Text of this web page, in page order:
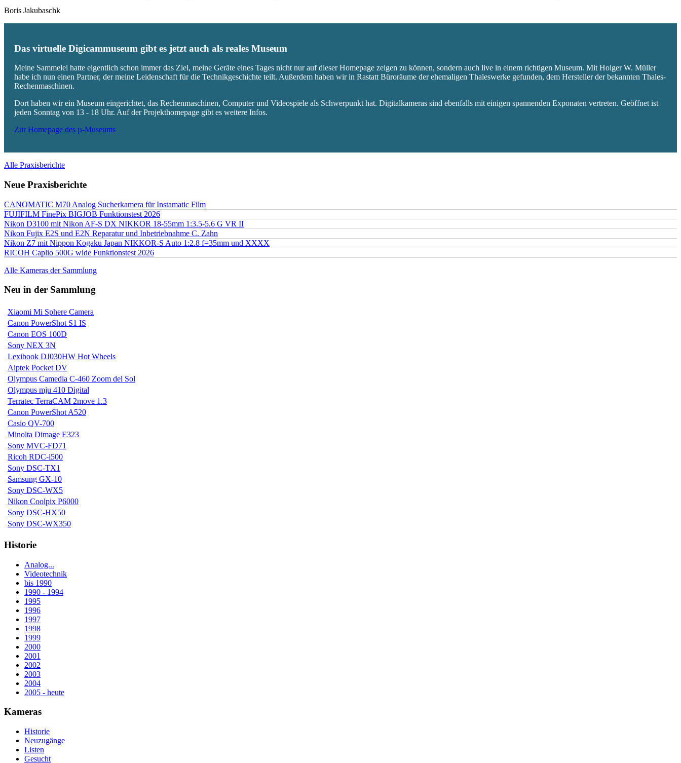
Boris Jakubaschk
Das virtuelle Digicammuseum gibt es jetzt auch als reales Museum
Meine Sammelei hatte eigentlich schon immer das Ziel, meine Geräte eines Tages nicht nur auf dieser Homepage zeigen zu können, sondern auch live in einem richtigen Museum. Mit Holger W. Müller
habe ich nun einen Partner, der meine Leidenschaft für die Technikgeschichte teilt. Außerdem haben wir in Rastatt Büroräume der ehemaligen Thaleswerke gefunden, dem Hersteller der bekannten Thales-
Rechenmaschinen.
Dort haben wir ein Museum eingerichtet, das Rechenmaschinen, Computer und Videospiele als Schwerpunkt hat. Digitalkameras sind ebenfalls mit einigen spannenden Exponaten vertreten. Geöffnet ist
jeden Sonntag von 13 - 18 Uhr. Auf der Projekthomepage gibt es weitere Infos.
Zur Homepage des µ-Museums
Alle Praxisberichte
Neue Praxisberichte
CANOMATIC M70 Analog Sucherkamera für Instamatic Film
FUJIFILM FinePix BIGJOB Funktionstest 2026
Nikon D3100 mit Nikon AF-S DX NIKKOR 18-55mm 1:3.5-5.6 G VR II
Nikon Fujix E2S und E2N Reparatur und Inbetriebnahme C. Zahn
Nikon Z7 mit Nippon Kogaku Japan NIKKOR-S Auto 1:2.8 f=35mm und XXXX
RICOH Caplio 500G wide Funktionstest 2026
Alle Kameras der Sammlung
Neu in der Sammlung
Xiaomi Mi Sphere Camera
Canon PowerShot S1 IS
Canon EOS 100D
Sony NEX 3N
Lexibook DJ030HW Hot Wheels
Aiptek Pocket DV
Olympus Camedia C-460 Zoom del Sol
Olympus mju 410 Digital
Terratec TerraCAM 2move 1.3
Canon PowerShot A520
Casio QV-700
Minolta Dimage E323
Sony MVC-FD71
Ricoh RDC-i500
Sony DSC-TX1
Samsung GX-10
Sony DSC-WX5
Nikon Coolpix P6000
Sony DSC-HX50
Sony DSC-WX350
Historie
Analog...
Videotechnik
bis 1990
1990 - 1994
1995
1996
1997
1998
1999
2000
2001
2002
2003
2004
2005 - heute
Kameras
Historie
Neuzugänge
Listen
Gesucht